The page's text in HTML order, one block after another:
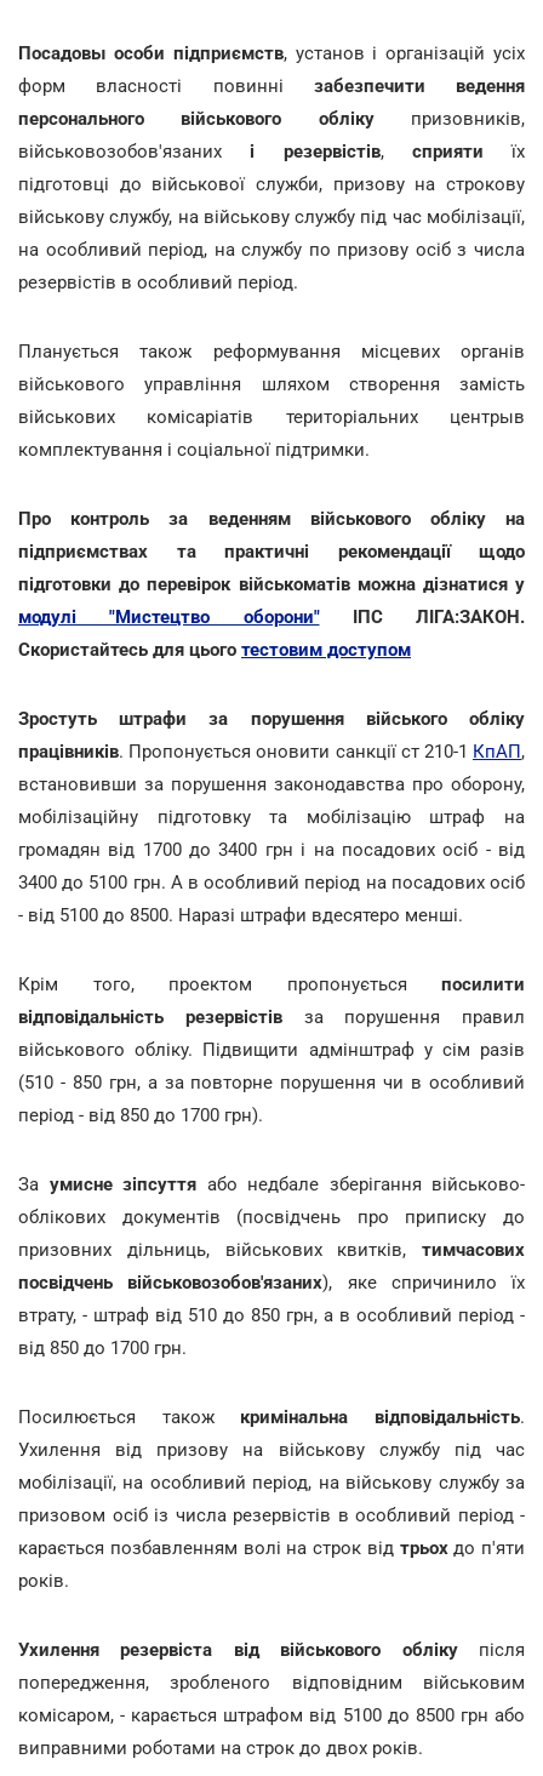
Посадовы особи підприємств, установ і організацій усіх
форм власності повинні забезпечити
ведення
персонального військового облікупризовників,
військовозобов'язаних і резервістів, сприяти їх
підготовці до військової служби, призову на строкову
військову службу, на військову службу під час мобілізації,
на особливий період, на службу по призову осіб з числа
резервістів в особливий період.
Планується також реформування місцевих органів
військового управління шляхом створення замість
військових комісаріатів територіальних центрыв
комплектування і соціальної підтримки.
Про контроль за веденням військового обліку на
підприємствах та практичні рекомендації щодо
підготовки до перевірок військоматів можна дізнатися у
модулі "Мистецтво оборони"ІПС ЛІГА:ЗАКОН.
Скористайтесь для цього тестовим доступом
Зростуть штрафи за порушення війського обліку
працівників. Пропонується оновити санкції ст 210-1 КпАП,
встановивши за порушення законодавства про оборону,
мобілізаційну підготовку та мобілізацію штраф на
громадян від 1700 до 3400 грн і на посадових осіб - від
3400 до 5100 грн. А в особливий період на посадових осіб
- від 5100 до 8500. Наразі штрафи вдесятеро менші.
Крім того, проектом пропонується посилити
відповідальність
резервістів за порушення правил
військового обліку. Підвищити адмінштраф у сім разів
(510 - 850 грн, а за повторне порушення чи в особливий
період - від 850 до 1700 грн).
За умисне зіпсуття або недбале зберігання військово-
облікових документів (посвідчень про приписку до
призовних дільниць, військових квитків, тимчасових
посвідчень військовозобов'язаних), яке спричинило їх
втрату, - штраф від 510 до 850 грн, а в особливий період -
від 850 до 1700 грн.
Посилюється також кримінальна відповідальність.
Ухилення від призову на військову службу під час
мобілізації, на особливий період, на військову службу за
призовом осіб із числа резервістів в особливий період -
карається позбавленням волі на строк від трьохдо п'яти
років.
Ухилення резервіста від військового облікупісля
попередження, зробленого відповідним військовим
комісаром, - карається штрафом від 5100 до 8500 грн або
виправними роботами на строк до двох років.